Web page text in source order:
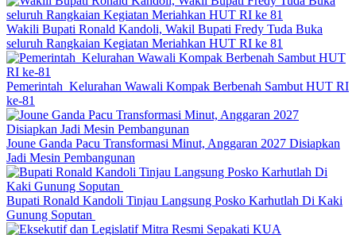
Wakili Bupati Ronald Kandoli, Wakil Bupati Fredy Tuda Buka
seluruh Rangkaian Kegiatan Meriahkan HUT RI ke 81
Pemerintah Kelurahan Wawali Kompak Berbenah Sambut HUT RI
ke-81
Joune Ganda Pacu Transformasi Minut, Anggaran 2027 Disiapkan
Jadi Mesin Pembangunan
Bupati Ronald Kandoli Tinjau Langsung Posko Karhutlah Di Kaki
Gunung Soputan